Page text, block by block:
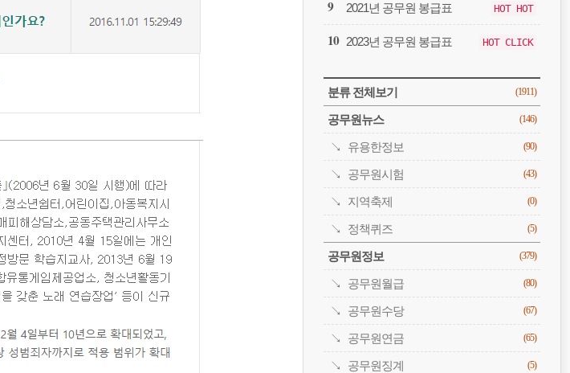
2021년 공무원 봉급표 HOT HOT
2023년 공무원 봉급표 HOT CLICK
CATEGORY
분류 전체보기 (1911)
공무원뉴스 (146)
유용한정보 (90)
공무원시험 (43)
지역축제 (0)
정책퀴즈 (5)
공무원정보 (379)
공무원월급 (80)
공무원수당 (67)
공무원연금 (65)
공무원징계 (5)